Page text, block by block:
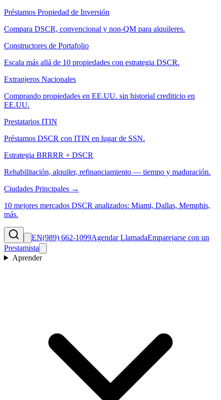
Préstamos Propiedad de Inversión
Compara DSCR, convencional y non-QM para alquileres.
Constructores de Portafolio
Escala más allá de 10 propiedades con estrategia DSCR.
Extranjeros Nacionales
Comprando propiedades en EE.UU. sin historial crediticio en
EE.UU.
Prestatarios ITIN
Préstamos DSCR con ITIN en lugar de SSN.
Estrategia BRRRR + DSCR
Rehabilitación, alquiler, refinanciamiento — tiempo y maduración.
Ciudades Principales →
10 mejores mercados DSCR analizados: Miami, Dallas, Memphis,
más.
EN(989) 662-1099Agendar LlamadaEmparejarse con un
Prestamista
Aprender